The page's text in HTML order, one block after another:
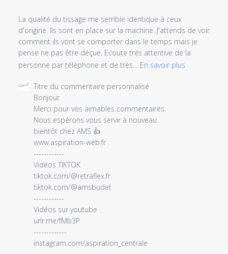
La qualité du tissage me semble identique à ceux
d'origine. Ils sont en place sur la machine. J'attends de voir
comment ils vont se comporter dans le temps mais je
pense ne pas être déçue. Ecoute très attentive de la
personne par téléphone et de très... En savoir plus
Commentaires
propriétaire
magasin
l'examen
Titre
commentaire
personnalisé
Titre du commentaire personnalisé
Bonjour
Merci pour vos aimables commentaires.
Nous espérons vous servir à nouveau
bientôt chez AMS 👍
www.aspiration-web.fr
------------
Vidéos TIKTOK
tiktok.com/@retraflex.fr
tiktok.com/@amsbudet
------------
Vidéos sur youtube
urlr.me/fMb3P
-------------
instagram.com/aspiration_centrale